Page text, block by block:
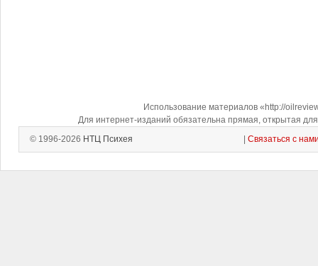
Использование материалов «http://
Для интернет-изданий обязательна прямая, открытая
© 1996-2026 НТЦ Психея Связаться с